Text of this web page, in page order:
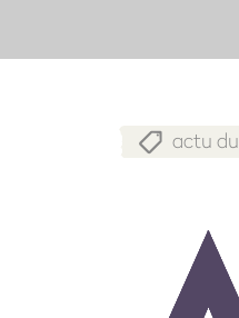
actu